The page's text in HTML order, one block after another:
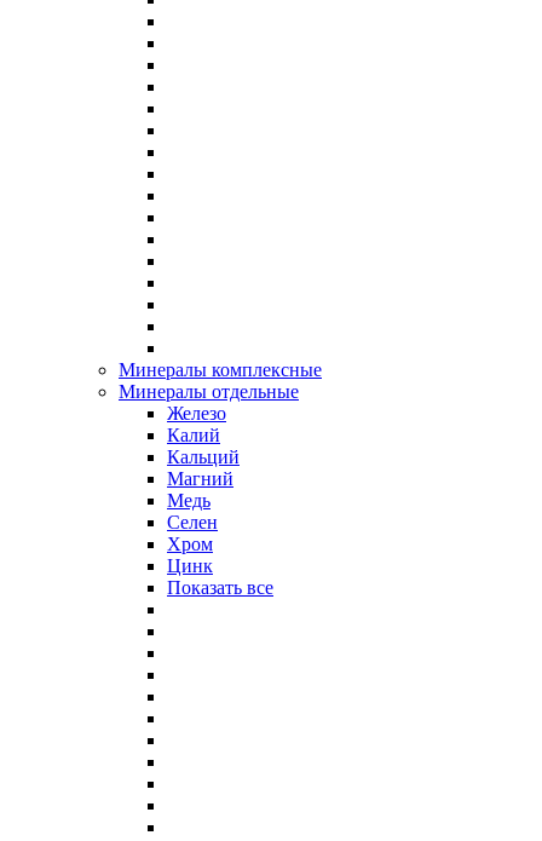
Минералы комплексные
Минералы отдельные
Железо
Калий
Кальций
Магний
Медь
Селен
Хром
Цинк
Показать все